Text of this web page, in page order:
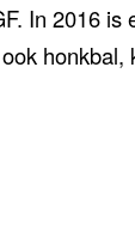
In 2016